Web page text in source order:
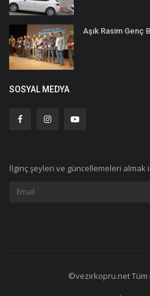
Aşık Rasim Genç
SOSYAL MEDYA
İlginç şeyleri ve güncellemeleri almak
©vezirkopru.net Tüm